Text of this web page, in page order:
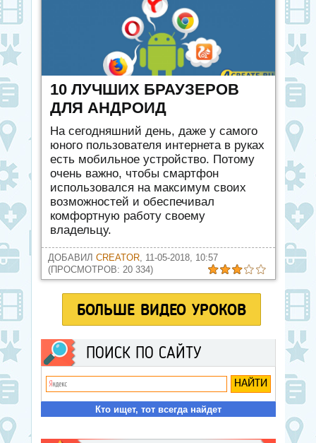
10 ЛУЧШИХ БРАУЗЕРОВ
ДЛЯ АНДРОИД
На сегодняшний день, даже у самого
юного пользователя интернета в руках
есть мобильное устройство. Потому
очень важно, чтобы смартфон
использовался на максимум своих
возможностей и обеспечивал
комфортную работу своему
владельцу.
ДОБАВИЛ CREATOR , 11-05-2018, 10:57
(ПРОСМОТРОВ: 20 334)
БОЛЬШЕ ВИДЕО УРОКОВ
ПОИСК ПО САЙТУ
Кто ищет, тот всегда найдет